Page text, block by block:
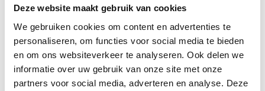
Deze website maakt gebruik van cookies
We gebruiken cookies om content en advertenties te
personaliseren, om functies voor social media te bieden
en om ons websiteverkeer te analyseren. Ook delen we
informatie over uw gebruik van onze site met onze
partners voor social media, adverteren en analyse. Deze
Varianten:
Goud
Gratisverzending vanaf €35,-
Verzending v.a. €1,95
100% waterproof
Premium stainless steel